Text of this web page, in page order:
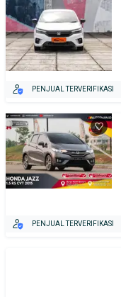
PENJUAL TERVERIFIKASI
PENJUAL TERVERIFIKASI